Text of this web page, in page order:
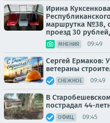
Ирина
маршрутка №38,
проезд 30
МНЕНИЯ 09:49
Сергей Ермаков:
ветераны
СНЕЖНОЕ 09:49
В
пострадал 44-
ОФИЦ. 09:45